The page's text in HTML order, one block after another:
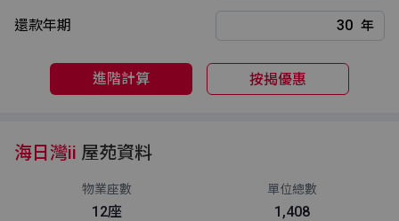
還款年期 年
進階計算 按揭優惠
海日灣ii 屋苑資料
物業座數
12座
單位總數
1,408